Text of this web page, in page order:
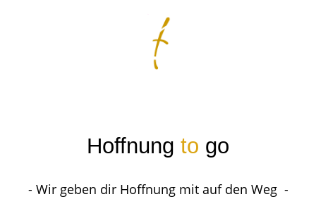
Hoffnung to go
- Wir geben dir Hoffnung mit auf den Weg -